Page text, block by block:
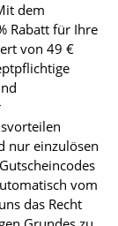
dem
Rabatt für Ihre
von 49 €
nur einzulösen
vom
das Recht